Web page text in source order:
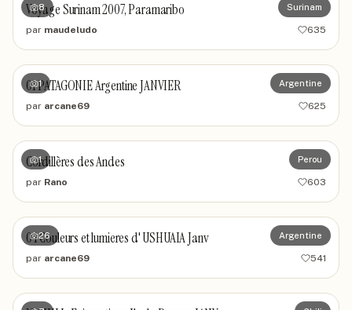
8 Surinam
Voyage Surinam 2007, Paramaribo
par maudeludo 635
1 Argentine
01 PATAGONIE Argentine JANVIER
par arcane69 625
1 Perou
Cordillères des Andes
par Rano 603
26 Argentine
04 Couleurs et lumieres d' USHUAIA Janv
par arcane69 541